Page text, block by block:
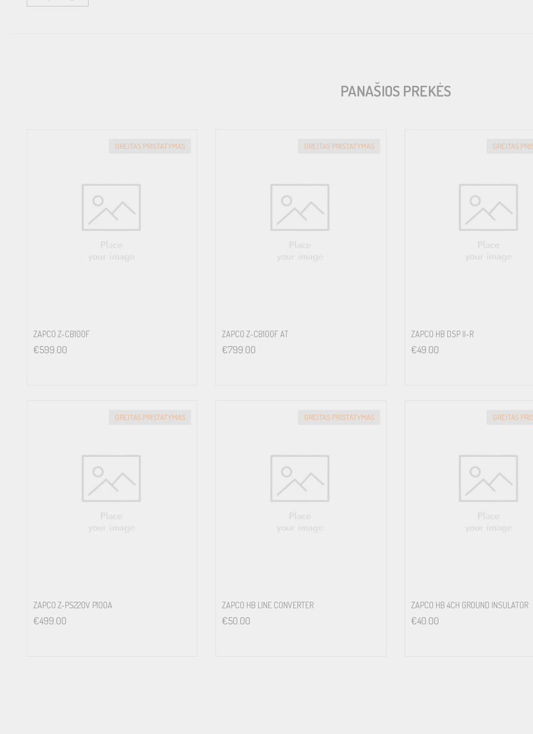
PANAŠIOS PREKĖS
GREITAS PRISTATYMAS
ZAPCO Z-CB100F
€599.00
GREITAS PRISTATYMAS
ZAPCO Z-CB100F AT
€799.00
GREITAS
ZAPCO HB DSP II-R
€49.00
GREITAS PRISTATYMAS
ZAPCO Z-PS220V P100A
€499.00
GREITAS PRISTATYMAS
ZAPCO HB LINE CONVERTER
€50.00
GREITAS
ZAPCO HB 4CH GROUND INSULATOR
€40.00